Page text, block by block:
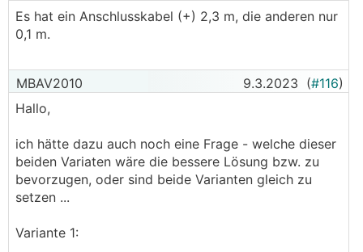
Es hat ein Anschlusskabel (+) 2,3 m, die anderen nur
0,1 m.
MBAV2010 9.3.2023 (#116)
Hallo,
ich hätte dazu auch noch eine Frage - welche dieser
beiden Variaten wäre die bessere Lösung bzw. zu
bevorzugen, oder sind beide Varianten gleich zu
setzen ...
Variante 1: